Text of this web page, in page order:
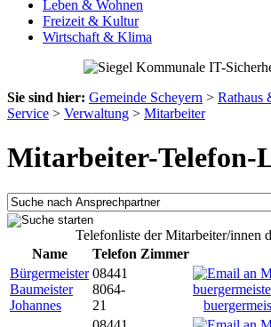
Leben & Wohnen
Freizeit & Kultur
Wirtschaft & Klima
Sie sind hier: Gemeinde Scheyern > Rathaus
Service > Verwaltung > Mitarbeiter
Mitarbeiter-Telefon-
Telefonliste der Mitarbeiter/innen
Name
Telefon Zimmer
Bürgermeister
Baumeister
Johannes
08441
8064-
21